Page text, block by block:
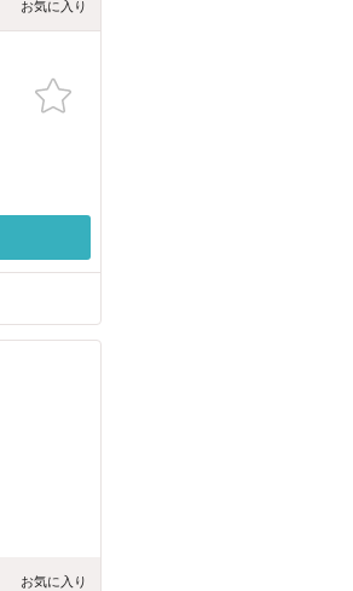
お気に入り
お気に入り